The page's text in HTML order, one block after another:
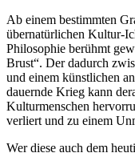
Ab einem bestimmten
übernatürlichen Kultur-
Philosophie berühmt
Brust“. Der dadurch
und einem künstlichen
dauernde Krieg kann
Kulturmenschen
verliert und zu einem
Wer diese auch dem